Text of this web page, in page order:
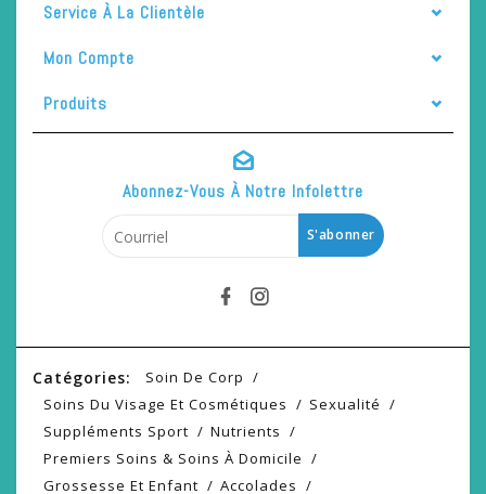
Service À La Clientèle
Mon Compte
Produits
Abonnez-Vous À Notre Infolettre
S'abonner
Catégories:
Soin De Corp
Soins Du Visage Et Cosmétiques
Sexualité
Suppléments Sport
Nutrients
Premiers Soins & Soins À Domicile
Grossesse Et Enfant
Accolades